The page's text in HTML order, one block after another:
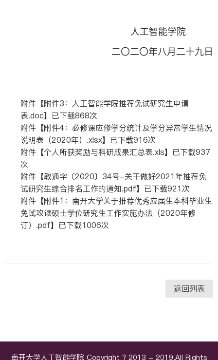
人工智能学院
二〇二〇年八月二十九日
附件【附件3：人工智能学院推荐免试研究生申请
表.doc】已下载868次
附件【附件4：必修课应修学分统计及学分异常学生情况
说明表（2020年）.xlsx】已下载916次
附件【个人所获奖励与科研成果汇总表.xls】已下载937
次
附件【教通字〔2020〕34号-关于做好2021年推荐免
试研究生综合排名工作的通知.pdf】已下载921次
附件【附件1：南开大学关于推荐优秀应届生本科毕业生
免试攻读硕士学位研究生工作实施办法（2020年修
订）.pdf】已下载1006次
返回列表
南开大学人工智能学院 Copyright ? 2013 - 2019,All Rights